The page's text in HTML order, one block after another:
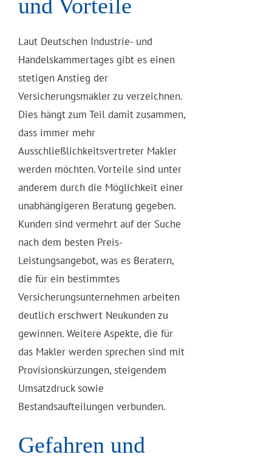
und Vorteile
Laut Deutschen Industrie- und
Handelskammertages gibt es einen
stetigen Anstieg der
Versicherungsmakler zu verzeichnen.
Dies hängt zum Teil damit zusammen,
dass immer mehr
Ausschließlichkeitsvertreter Makler
werden möchten. Vorteile sind unter
anderem durch die Möglichkeit einer
unabhängigeren Beratung gegeben.
Kunden sind vermehrt auf der Suche
nach dem besten Preis-
Leistungsangebot, was es Beratern,
die für ein bestimmtes
Versicherungsunternehmen arbeiten
deutlich erschwert Neukunden zu
gewinnen. Weitere Aspekte, die für
das Makler werden sprechen sind mit
Provisionskürzungen, steigendem
Umsatzdruck sowie
Bestandsaufteilungen verbunden.
Gefahren und